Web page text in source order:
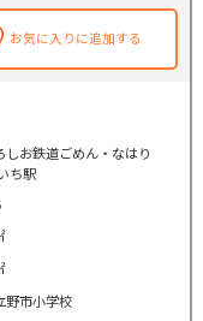
お気に入りに追加する
しお鉄道ごめん・なはり
ち駅
野市小学校